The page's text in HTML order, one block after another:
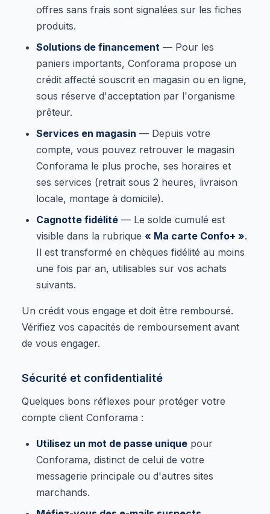
offres sans frais sont signalées sur les fiches
produits.
Solutions de financement — Pour les
paniers importants, Conforama propose un
crédit affecté souscrit en magasin ou en ligne,
sous réserve d'acceptation par l'organisme
prêteur.
Services en magasin — Depuis votre
compte, vous pouvez retrouver le magasin
Conforama le plus proche, ses horaires et
ses services (retrait sous 2 heures, livraison
locale, montage à domicile).
Cagnotte fidélité — Le solde cumulé est
visible dans la rubrique « Ma carte Confo+ ».
Il est transformé en chèques fidélité au moins
une fois par an, utilisables sur vos achats
suivants.
Un crédit vous engage et doit être remboursé.
Vérifiez vos capacités de remboursement avant
de vous engager.
Sécurité et confidentialité
Quelques bons réflexes pour protéger votre
compte client Conforama :
Utilisez un mot de passe unique pour
Conforama, distinct de celui de votre
messagerie principale ou d'autres sites
marchands.